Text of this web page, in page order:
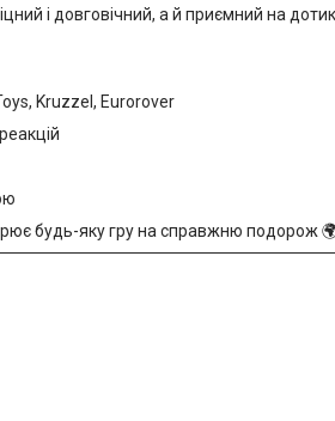
і довговічний, а й приємний на
Kruzzel, Eurorover
будь-яку гру на справжню подорож